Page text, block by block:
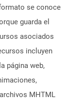
se conoce
guarda el
asociados
incluyen
página web,
MHTML